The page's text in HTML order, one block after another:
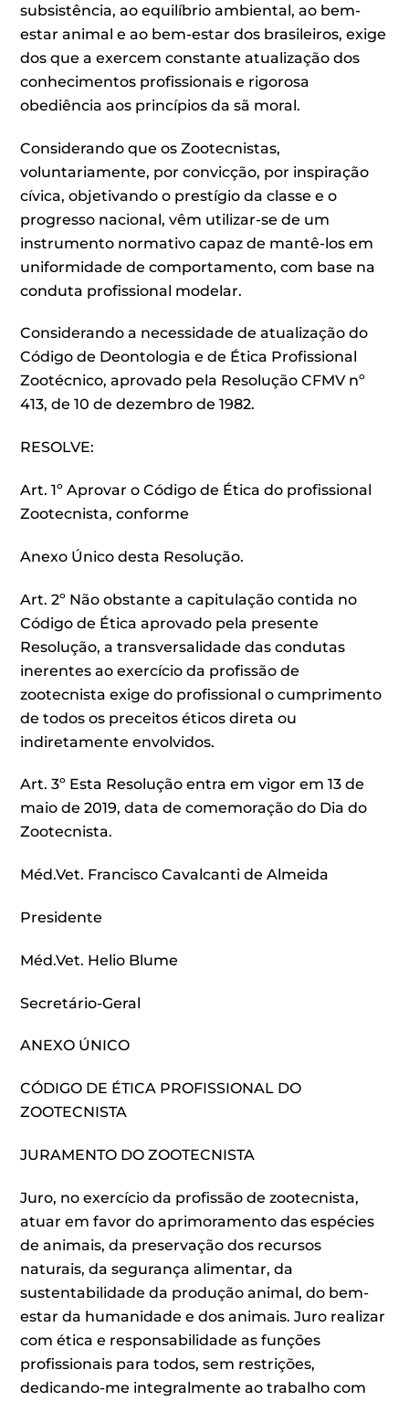
subsistência, ao equilíbrio ambiental, ao bem-
estar animal e ao bem-estar dos brasileiros, exige
dos que a exercem constante atualização dos
conhecimentos profissionais e rigorosa
obediência aos princípios da sã moral.
Considerando que os Zootecnistas,
voluntariamente, por convicção, por inspiração
cívica, objetivando o prestígio da classe e o
progresso nacional, vêm utilizar-se de um
instrumento normativo capaz de mantê-los em
uniformidade de comportamento, com base na
conduta profissional modelar.
Considerando a necessidade de atualização do
Código de Deontologia e de Ética Profissional
Zootécnico, aprovado pela Resolução CFMV nº
413, de 10 de dezembro de 1982.
RESOLVE:
Art. 1º Aprovar o Código de Ética do profissional
Zootecnista, conforme
Anexo Único desta Resolução.
Art. 2º Não obstante a capitulação contida no
Código de Ética aprovado pela presente
Resolução, a transversalidade das condutas
inerentes ao exercício da profissão de
zootecnista exige do profissional o cumprimento
de todos os preceitos éticos direta ou
indiretamente envolvidos.
Art. 3º Esta Resolução entra em vigor em 13 de
maio de 2019, data de comemoração do Dia do
Zootecnista.
Méd.Vet. Francisco Cavalcanti de Almeida
Presidente
Méd.Vet. Helio Blume
Secretário-Geral
ANEXO ÚNICO
CÓDIGO DE ÉTICA PROFISSIONAL DO
ZOOTECNISTA
JURAMENTO DO ZOOTECNISTA
Juro, no exercício da profissão de zootecnista,
atuar em favor do aprimoramento das espécies
de animais, da preservação dos recursos
naturais, da segurança alimentar, da
sustentabilidade da produção animal, do bem-
estar da humanidade e dos animais. Juro realizar
com ética e responsabilidade as funções
profissionais para todos, sem restrições,
dedicando-me integralmente ao trabalho com